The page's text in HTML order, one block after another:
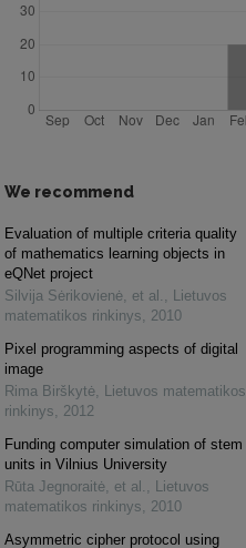
We recommend
Evaluation of multiple criteria quality
of mathematics learning objects in
eQNet project
Silvija Sėrikovienė, et al. , Lietuvos
matematikos rinkinys, 2010
Pixel programming aspects of digital
image
Rima Birškytė, Lietuvos matematikos
rinkinys, 2012
Funding computer simulation of stem
units in Vilnius University
Rūta Jegnoraitė, et al. , Lietuvos
matematikos rinkinys, 2010
Asymmetric cipher protocol using